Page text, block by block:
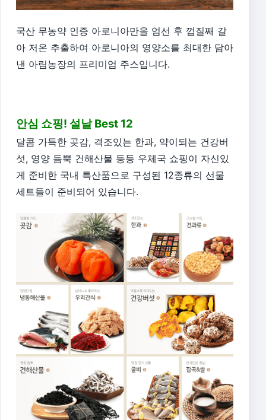
국산 무농약 인증 아로니아만을 엄선 후 껍질째 갈
아 저온 추출하여 아로니아의 영양소를 최대한 담아
낸 아림농장의 프리미엄 주스입니다.
안심 쇼핑! 설날 Best 12
달콤 가득한 곶감, 격조있는 한과, 약이되는 건강버
섯, 영양 듬뿍 건해산물 등등 우체국 쇼핑이 자신있
게 준비한 국내 특산품으로 구성된 12종류의 선물
세트들이 준비되어 있습니다.